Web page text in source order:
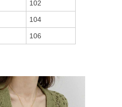
102
104
106